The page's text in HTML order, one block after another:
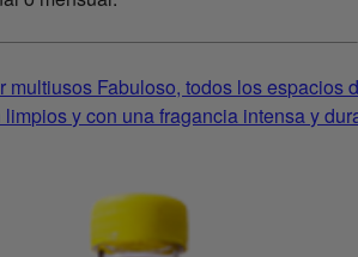
multiusos Fabuloso, todos los espacios
y con una fragancia intensa y